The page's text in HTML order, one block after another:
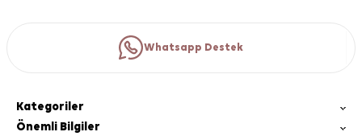
Whatsapp Destek
Kategoriler
Önemli Bilgiler